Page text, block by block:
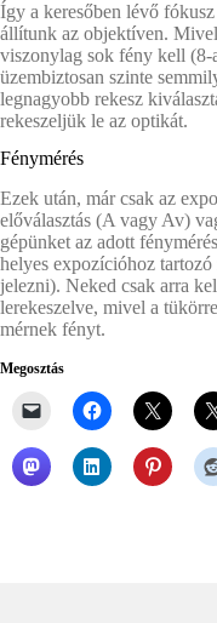
Így a keresőben lévő
állítunk az objektíven.
viszonylag sok fény kell
üzembiztosan szinte
legnagyobb rekesz
rekeszeljük le az optikát.
Fénymérés
Ezek után, már csak az
előválasztás (A vagy Av)
gépünket az adott
helyes expozícióhoz
jelezni). Neked csak arra
lerekeszelve, mivel a
mérnek fényt.
Megosztás